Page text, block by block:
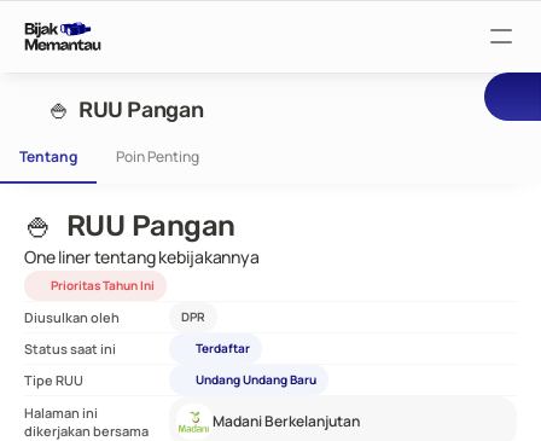
🍚  RUU Pangan
Tentang Poin Penting
🍚  RUU Pangan
One liner tentang kebijakannya
Prioritas Tahun Ini
Diusulkan oleh DPR
Status saat ini Terdaftar
Tipe RUU Undang Undang Baru
Halaman ini
dikerjakan bersama
Madani Berkelanjutan
Pantau Tuntutan
Pantau RUU
Pantau Rapat
Pantau Pejabat
Suarakan